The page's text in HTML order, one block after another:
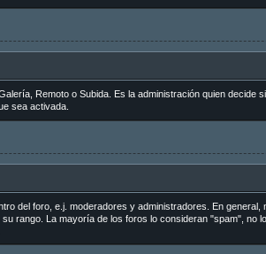
Remoto o Subida. Es la administración quien decide
sea activada.
del foro, e.j. moderadores y administradores. En general,
rango. La mayoría de los foros lo consideran "spam", no